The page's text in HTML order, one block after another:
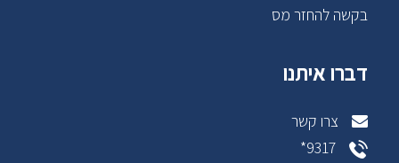
בקשה להחזר מס
דברו איתנו
צרו קשר
9317*